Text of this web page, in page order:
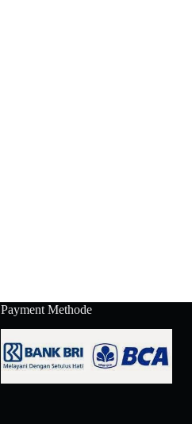
Payment Methode